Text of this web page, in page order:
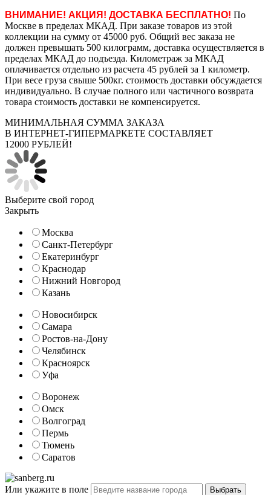
ВНИМАНИЕ! АКЦИЯ! ДОСТАВКА БЕСПЛАТНО! По
Москве в пределах МКАД. При заказе товаров из этой
коллекции на сумму от 45000 руб. Общий вес заказа не
должен превышать 500 килограмм, доставка осуществляется в
пределах МКАД до подъезда. Километраж за МКАД
оплачивается отдельно из расчета 45 рублей за 1 километр.
При весе груза свыше 500кг. стоимость доставки обсуждается
индивидуально. В случае полного или частичного возврата
товара стоимость доставки не компенсируется.
МИНИМАЛЬНАЯ СУММА ЗАКАЗА
В ИНТЕРНЕТ-ГИПЕРМАРКЕТЕ СОСТАВЛЯЕТ
12000 РУБЛЕЙ!
Выберите свой город
Закрыть
Москва
Санкт-Петербург
Екатеринбург
Краснодар
Нижний Новгород
Казань
Новосибирск
Самара
Ростов-на-Дону
Челябинск
Красноярск
Уфа
Воронеж
Омск
Волгоград
Пермь
Тюмень
Саратов
Или укажите в поле